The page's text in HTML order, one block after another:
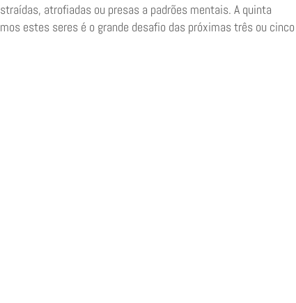
atrofiadas ou presas a padrões mentais. A quinta
estes seres é o grande desafio das próximas três ou cinco